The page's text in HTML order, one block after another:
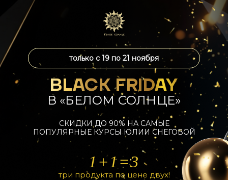
только с 19 по 21 ноября
BLACK FRIDAY
В «БЕЛОМ СОЛНЦЕ»
СКИДКИ ДО 90% НА САМЫЕ
ПОПУЛЯРНЫЕ КУРСЫ ЮЛИИ СНЕГОВОЙ
1+1=3
три продукта по цене двух!